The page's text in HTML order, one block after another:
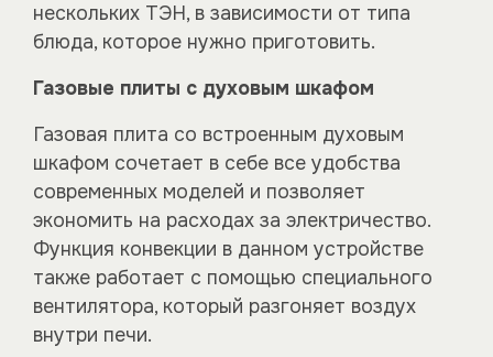
нескольких ТЭН, в зависимости от типа
блюда, которое нужно приготовить.
Газовые плиты с духовым шкафом
Газовая плита со встроенным духовым
шкафом сочетает в себе все удобства
современных моделей и позволяет
экономить на расходах за электричество.
Функция конвекции в данном устройстве
также работает с помощью специального
вентилятора, который разгоняет воздух
внутри печи.